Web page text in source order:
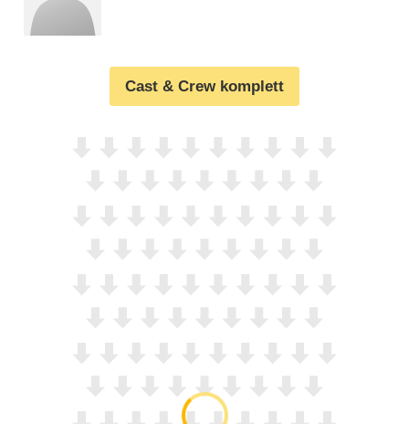
Cast & Crew komplett